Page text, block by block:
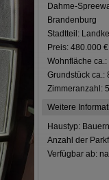
Dahme-
Brandenburg
Stadtteil:
Preis: 480.000 €
Wohnfläche ca.:
Grundstück ca.:
Zimmeranzahl: 5
Weitere
Haustyp:
Anzahl der
Verfügbar ab: